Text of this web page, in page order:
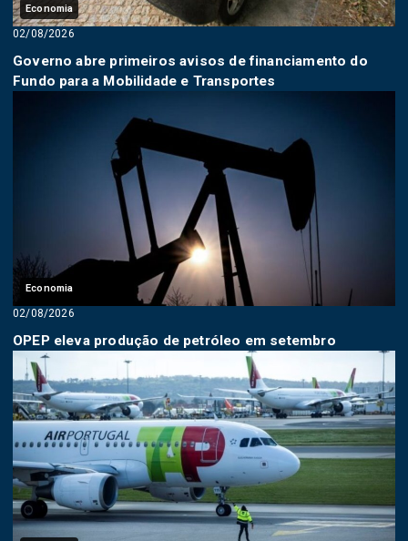
Economia
02/08/2026
Governo abre primeiros avisos de financiamento do
Fundo para a Mobilidade e Transportes
Economia
02/08/2026
OPEP eleva produção de petróleo em setembro